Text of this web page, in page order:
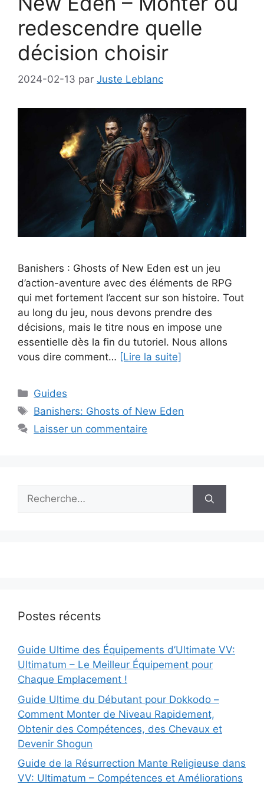
redescendre quelle
décision choisir
2024-02-13 par Juste Leblanc
Banishers : Ghosts of New Eden est un jeu
d’action-aventure avec des éléments de RPG
qui met fortement l’accent sur son histoire. Tout
au long du jeu, nous devons prendre des
décisions, mais le titre nous en impose une
essentielle dès la fin du tutoriel. Nous allons
vous dire comment… [Lire la suite]
Catégories
Guides
Étiquettes
Banishers: Ghosts of New Eden
Laisser un commentaire
Rechercher :
Postes récents
Guide Ultime des Équipements d’Ultimate VV:
Ultimatum – Le Meilleur Équipement pour
Chaque Emplacement !
Guide Ultime du Débutant pour Dokkodo –
Comment Monter de Niveau Rapidement,
Obtenir des Compétences, des Chevaux et
Devenir Shogun
Guide de la Résurrection Mante Religieuse dans
VV: Ultimatum – Compétences et Améliorations